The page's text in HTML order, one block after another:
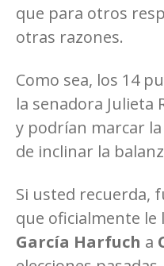
que para otros
otras razones.
Como sea, los 14
la senadora Julieta
y podrían marcar
de inclinar la
Si usted recuerda,
que oficialmente le
García Harfuch a